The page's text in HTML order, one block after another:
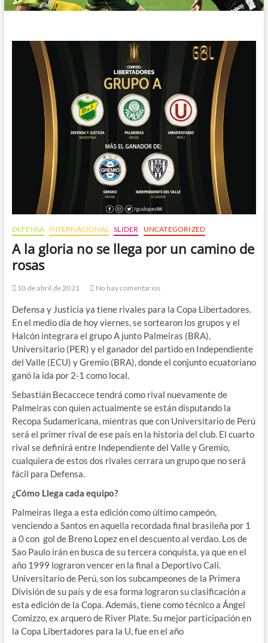
DEFENSA INTERNACIONAL SLIDER UNCATEGORIZED
A la gloria no se llega por un camino de
rosas
10 de abril de 2021 No hay comentarios
Defensa y Justicia ya tiene rivales para la Copa Libertadores.
En el medio día de hoy viernes, se sortearon los grupos y el
Halcón integrara el grupo A junto Palmeiras (BRA),
Universitario (PER) y el ganador del partido en Independiente
del Valle (ECU) y Gremio (BRA), donde el conjunto ecuatoriano
ganó la ida por 2-1 como local.
Sebastián Becaccece tendrá como rival nuevamente de
Palmeiras con quien actualmente se están disputando la
Recopa Sudamericana, mientras que con Universitario de Perú
será el primer rival de ese país en la historia del club. El cuarto
rival se definirá entre Independiente del Valle y Gremio,
cualquiera de estos dos rivales cerrara un grupo que no será
fácil para Defensa.
¿Cómo Llega cada equipo?
Palmeiras llega a esta edición como último campeón,
venciendo a Santos en aquella recordada final brasileña por 1
a 0 con gol de Breno Lopez en el descuento al verdao. Los de
Sao Paulo irán en busca de su tercera conquista, ya que en el
año 1999 lograron vencer en la final a Deportivo Cali.
Universitario de Perú, son los subcampeones de la Primera
División de su país y de esa forma lograron su clasificación a
esta edición de la Copa. Además, tiene como técnico a Ángel
Comizzo, ex arquero de River Plate. Su mejor participación en
la Copa Libertadores para la U, fue en el año